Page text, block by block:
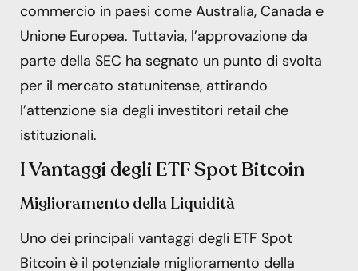
commercio in paesi come Australia, Canada e
Unione Europea. Tuttavia, l’approvazione da
parte della SEC ha segnato un punto di svolta
per il mercato statunitense, attirando
l’attenzione sia degli investitori retail che
istituzionali.
I Vantaggi degli ETF Spot Bitcoin
Miglioramento della Liquidità
Uno dei principali vantaggi degli ETF Spot
Bitcoin è il potenziale miglioramento della